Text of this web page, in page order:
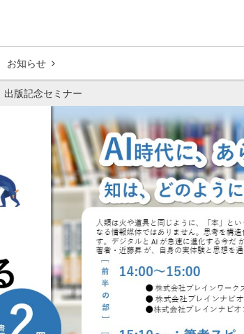
お知らせ
出版記念セミナー